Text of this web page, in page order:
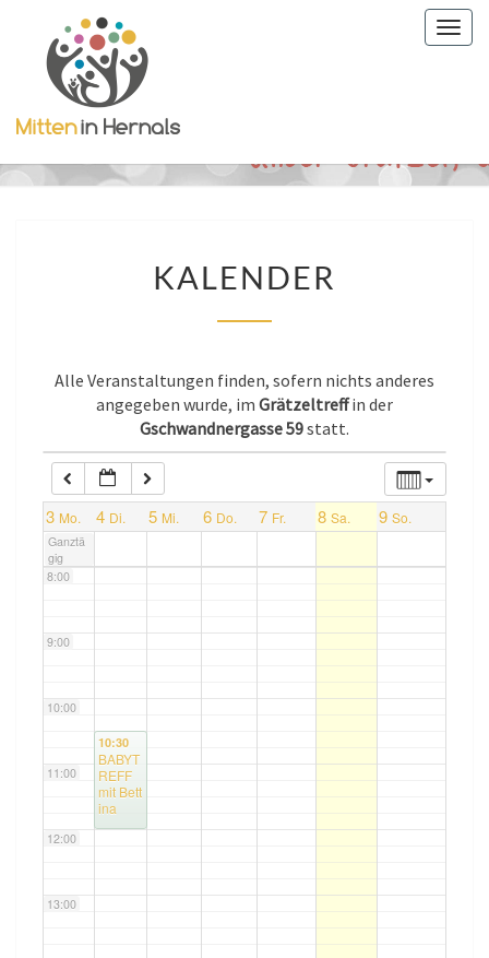
KALENDER
Alle Veranstaltungen finden, sofern nichts anderes
angegeben wurde, im Grätzeltreffin der
Gschwandnergasse 59statt.
3 Mo. 4 Di. 5 Mi. 6 Do. 7 Fr. 8 Sa. 9 So.
Ganztä
gig
0:00
1:00
2:00
5:00
7:00
8:00
9:00
10:00
11:00
12:00
13:00
10:30
BABYT
REFF
mit Bett
ina